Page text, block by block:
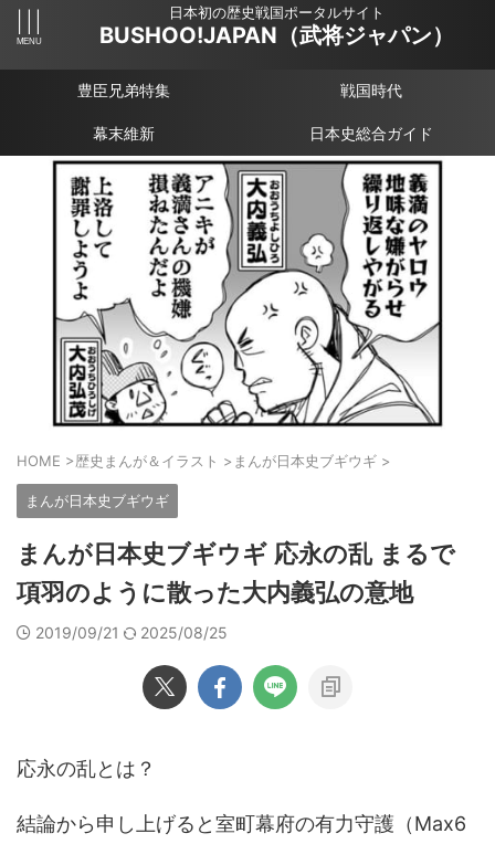
日本初の歴史戦国ポータルサイト
BUSHOO!JAPAN（武将ジャパン）
豊臣兄弟特集 戦国時代
幕末維新 日本史総合ガイド
HOME >歴史まんが＆イラスト > まんが日本史ブギウギ >
まんが日本史ブギウギ
まんが日本史ブギウギ 応永の乱 まるで
項羽のように散った大内義弘の意地
2019/09/21 2025/08/25
応永の乱とは？
結論から申し上げると室町幕府の有力守護（Max6